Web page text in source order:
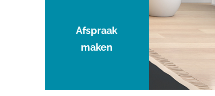
Afspraak
maken